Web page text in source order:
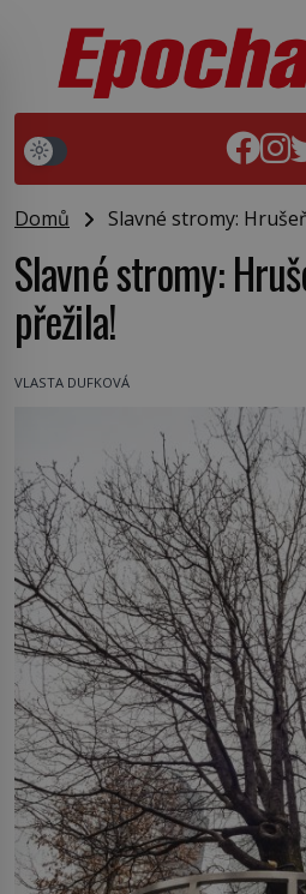
Domů Slavné stromy:
Slavné stromy:
přežila!
VLASTA DUFKOVÁ